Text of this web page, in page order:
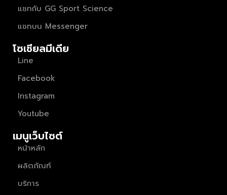
แชทกับ GG Sport Science
แชทบน Messenger
โซเชียลมีเดีย
Line
Facebook
Instagram
Youtube
เมนูเว็บไซต์
หน้าหลัก
ผลิตภัณฑ์
บริการ